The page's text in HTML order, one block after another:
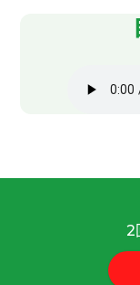
谢谢老师！ 我
( 男性 )
2